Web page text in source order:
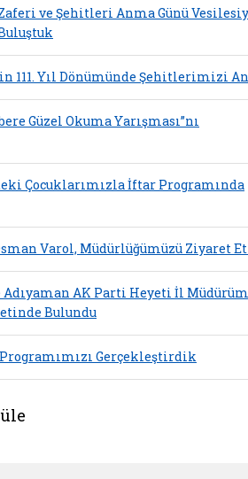
ve Şehitleri Anma Günü
111. Yıl Dönümünde Şehitlerimizi
Güzel Okuma Yarışması”nı
Çocuklarımızla İftar Programında
Varol, Müdürlüğümüzü Ziyaret
AK Parti Heyeti İl
Bulundu
Gerçekleştirdik